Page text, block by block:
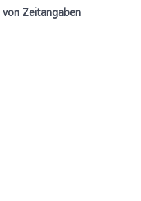
von Zeitangaben